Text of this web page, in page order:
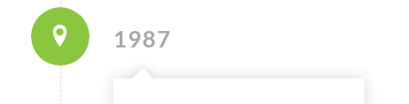
1987